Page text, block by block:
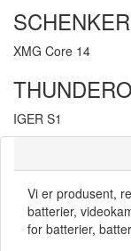
SCHENKER
XMG Core 14
IGER S1
Vi er produsent,
batterier,
for batterier,